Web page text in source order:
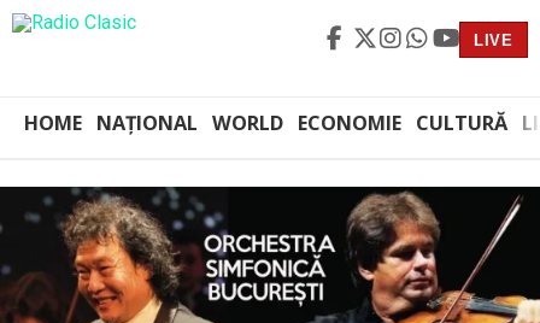
LIVE
HOME NAȚIONAL WORLD ECONOMIE CULTURĂ